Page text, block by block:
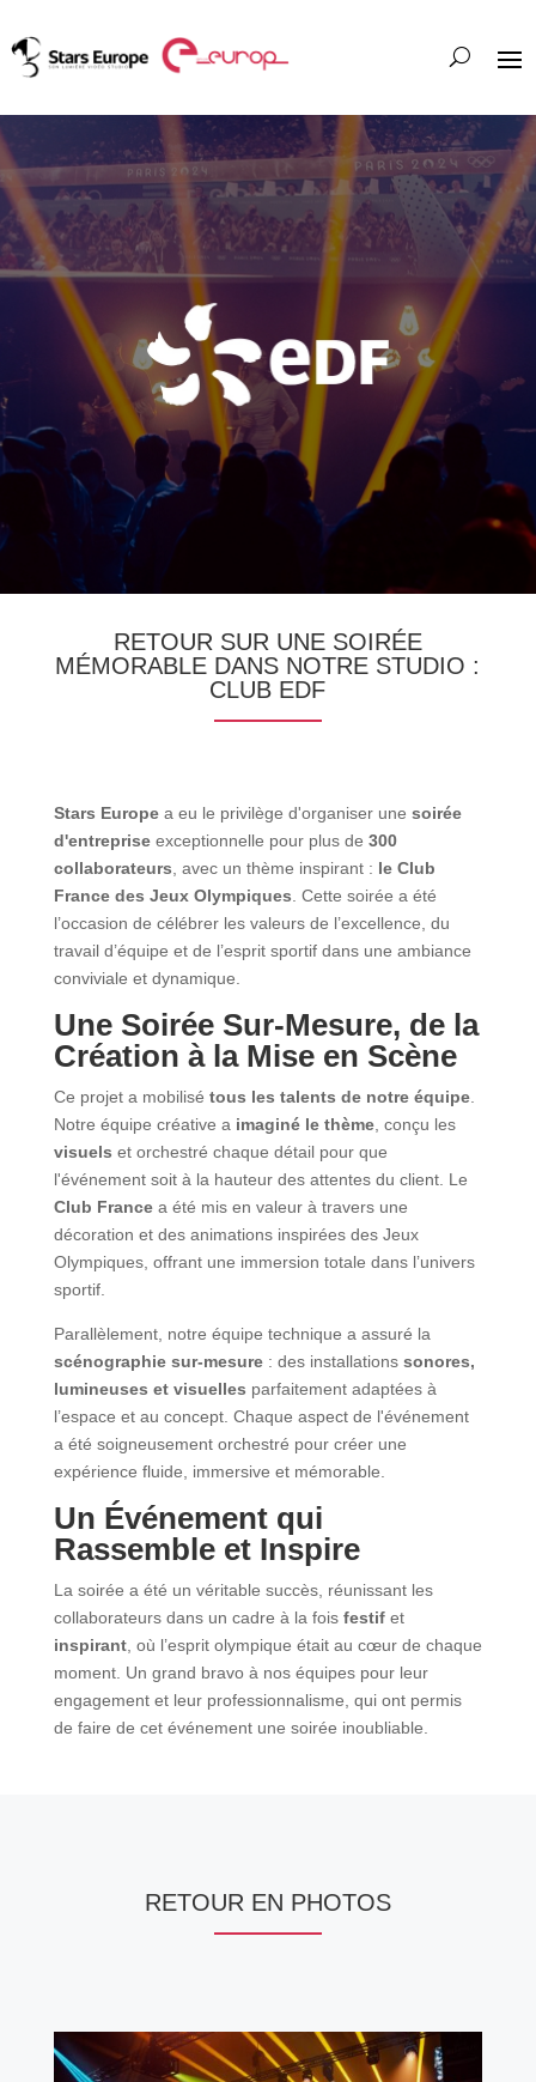
RETOUR SUR UNE SOIRÉE
MÉMORABLE DANS NOTRE STUDIO :
CLUB EDF
Stars Europea eu le privilège d'organiser une soirée
d'entrepriseexceptionnelle pour plus de 300
collaborateurs , avec un thème inspirant : le Club
France des Jeux Olympiques . Cette soirée a été
l’occasion de célébrer les valeurs de l’excellence, du
travail d’équipe et de l’esprit sportif dans une ambiance
conviviale et dynamique.
Une Soirée Sur-Mesure, de la
Création à la Mise en Scène
Ce projet a mobilisé tous les talents de notre équipe.
Notre équipe créative a imaginé le thème, conçu les
visuels et orchestré chaque détail pour que
l'événement soit à la hauteur des attentes du client. Le
Club Francea été mis en valeur à travers une
décoration et des animations inspirées des Jeux
Olympiques, offrant une immersion totale dans l’univers
sportif.
Parallèlement, notre équipe technique a assuré la
scénographie sur-mesure: des installations sonores,
lumineuses et visuelles parfaitement adaptées à
l’espace et au concept. Chaque aspect de l'événement
a été soigneusement orchestré pour créer une
expérience fluide, immersive et mémorable.
Un Événement qui
Rassemble et Inspire
La soirée a été un véritable succès, réunissant les
collaborateurs dans un cadre à la fois festifet
inspirant, où l’esprit olympique était au cœur de chaque
moment. Un grand bravo à nos équipes pour leur
engagement et leur professionnalisme, qui ont permis
de faire de cet événement une soirée inoubliable.
RETOUR EN PHOTOS